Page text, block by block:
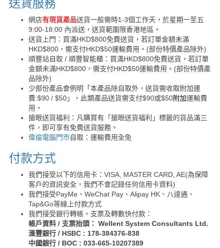
送貨服務
網店有現貨產品送貨一般需時1-3個工作天，於星期一至五
9:00-18:00 內派送，送貨範圍限香港地區。
送貨上門：買滿HKD$800免費送貨，若訂單金額未滿
HKD$800，需支付HKD$50運輸費用。(部份特價產品除外)
順豐站自取 / 順豐智能櫃：買滿HKD$800免費送貨，若訂單
金額未滿HKD$800，需支付HKD$50運輸費用。(部份特價產
品除外)
少部份產品會例明「本產品除自取外，送貨需收取附加運
費:$90 / $50」，此類產品送貨需支付$90或$50附加運輸費
用。
搶眼送貨福利：凡購買有「搶眼送貨福利」標籤的貨品滿三
件，即可享有免費送貨服務。
偉倫電腦門市自取：運輸費用全免
付款方式
我們接受以下的信用卡：VISA, MASTER CARD, AE(為保障
客戶的資訊安全，我們不會記錄任何信用卡資料)
我們接受PayMe、WeChat Pay、Alipay HK、八達通、
Tap&Go等線上付款方式
我們接受銀行轉帳，支票及轉數快付款：
帳戶資料 / 支票抬頭： Wellent System Consultants Ltd.
滙豐銀行 / HSBC : 178-384376-838
中國銀行 / BOC : 033-665-10207389